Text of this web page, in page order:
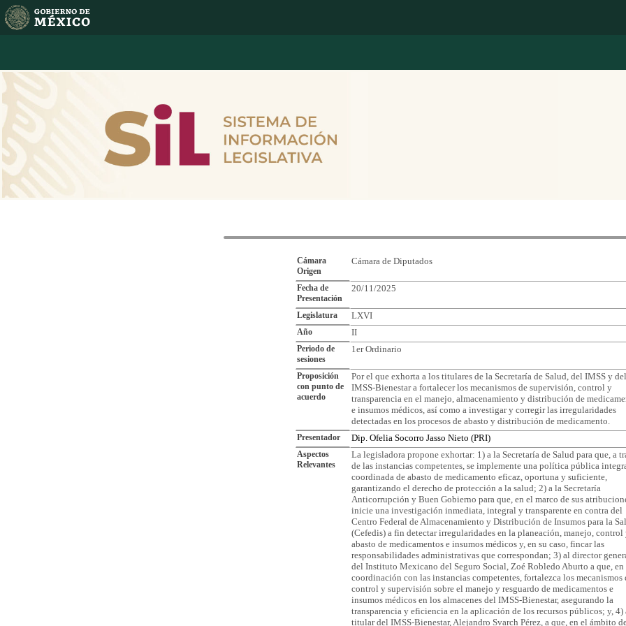
Cámara
Origen
Cámara de Diputados
Fecha de
Presentación
20/11/2025
Legislatura LXVI
Año II
Periodo de
sesiones
1er Ordinario
Proposición
con punto de
acuerdo
Por el que exhorta a los titulares de la Secretaría de Salud, del IMSS y del
IMSS-Bienestar a fortalecer los mecanismos de supervisión, control y
transparencia en el manejo, almacenamiento y distribución de
e insumos médicos, así como a investigar y corregir las irregularidades
detectadas en los procesos de abasto y distribución de medicamento.
Presentador Dip. Ofelia Socorro Jasso Nieto (PRI)
Aspectos
Relevantes
La legisladora propone exhortar: 1) a la Secretaría de Salud para que, a
de las instancias competentes, se implemente una política pública
coordinada de abasto de medicamento eficaz, oportuna y suficiente,
garantizando el derecho de protección a la salud; 2) a la Secretaría
Anticorrupción y Buen Gobierno para que, en el marco de sus
inicie una investigación inmediata, integral y transparente en contra del
Centro Federal de Almacenamiento y Distribución de Insumos para la
(Cefedis) a fin detectar irregularidades en la planeación, manejo, control
abasto de medicamentos e insumos médicos y, en su caso, fincar las
responsabilidades administrativas que correspondan; 3) al director
del Instituto Mexicano del Seguro Social, Zoé Robledo Aburto a que, en
coordinación con las instancias competentes, fortalezca los mecanismos
control y supervisión sobre el manejo y resguardo de medicamentos e
insumos médicos en los almacenes del IMSS-Bienestar, asegurando la
transparencia y eficiencia en la aplicación de los recursos públicos; y, 4)
titular del IMSS-Bienestar, Alejandro Svarch Pérez, a que, en el ámbito